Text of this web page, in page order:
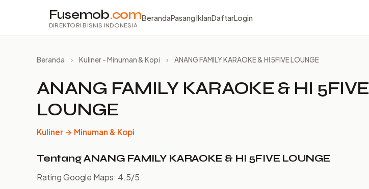
Fusemob.com
DIREKTORI BISNIS INDONESIA
BerandaPasang IklanDaftarLogin
Beranda › Kuliner - Minuman & Kopi › ANANG FAMILY KARAOKE & HI 5FIVE LOUNGE
ANANG FAMILY KARAOKE & HI 5FIVE
LOUNGE
Kuliner → Minuman & Kopi
Tentang ANANG FAMILY KARAOKE & HI 5FIVE LOUNGE
Rating Google Maps: 4.5/5